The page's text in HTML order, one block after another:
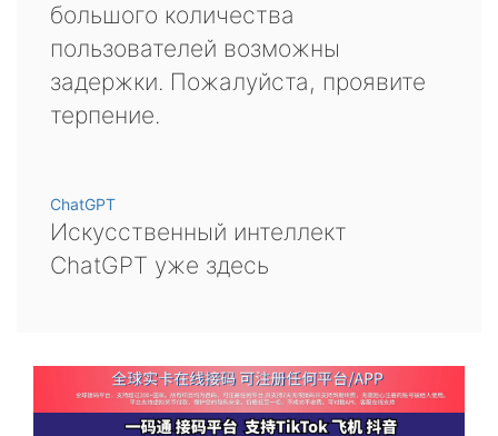
большого количества
пользователей возможны
задержки. Пожалуйста, проявите
терпение.
ChatGPT
Искусственный интеллект
ChatGPT уже здесь